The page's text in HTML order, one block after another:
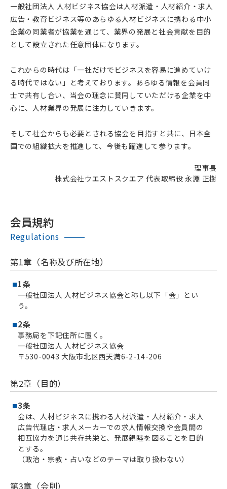
一般社団法人 人材ビジネス協会は人材派遣・人材紹介・求人
広告・教育ビジネス等のあらゆる人材ビジネスに携わる中小
企業の同業者が協業を通じて、業界の発展と社会貢献を目的
として設立された任意団体になります。
これからの時代は「一社だけでビジネスを容易に進めていけ
る時代ではない」と考えております。あらゆる情報を会員同
士で共有し合い、当会の理念に賛同していただける企業を中
心に、人材業界の発展に注力していきます。
そして社会からも必要とされる協会を目指すと共に、日本全
国での組織拡大を推進して、今後も躍進して参ります。
理事長
株式会社ウエストスクエア 代表取締役 永淵 正樹
会員規約
Regulations
第1章（名称及び所在地）
1条
一般社団法人 人材ビジネス協会と称し以下「会」とい
う。
2条
事務局を下記住所に置く。
一般社団法人 人材ビジネス協会
〒530-0043 大阪市北区西天満6-2-14-206
第2章（目的）
3条
会は、人材ビジネスに携わる人材派遣・人材紹介・求人
広告代理店・求人メーカーでの求人情報交換や会員間の
相互協力を通じ共存共栄と、発展親睦を図ることを目的
とする。
（政治・宗教・占いなどのテーマは取り扱わない）
第3章（会則）